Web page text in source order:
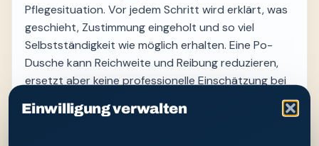
Einwilligung verwalten
Pflegesituation. Vor jedem Schritt wird erklärt, was
geschieht, Zustimmung eingeholt und so viel
Selbstständigkeit wie möglich erhalten. Eine Po-
Dusche kann Reichweite und Reibung reduzieren,
ersetzt aber keine professionelle Einschätzung bei
Hautschäden, Inkontinenz oder nach Operationen.